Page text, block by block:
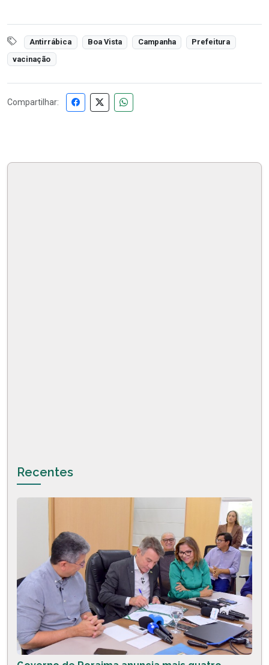
Antirrábica Boa Vista Campanha
Prefeitura
vacinação
Compartilhar:
Recentes